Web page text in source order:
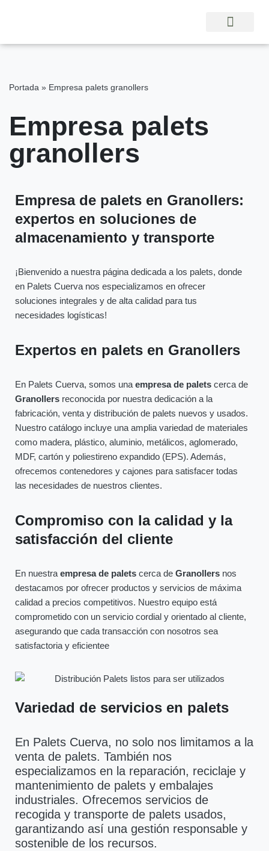
al
Portada » Empresa palets granollers
Empresa palets
granollers
Empresa de palets en Granollers:
expertos en soluciones de
almacenamiento y transporte
¡Bienvenido a nuestra página dedicada a los palets, donde
en Palets Cuerva nos especializamos en ofrecer
soluciones integrales y de alta calidad para tus
necesidades logísticas!
Expertos en palets en Granollers
En Palets Cuerva, somos una empresa de palets cerca de
Granollers reconocida por nuestra dedicación a la
fabricación, venta y distribución de palets nuevos y usados.
Nuestro catálogo incluye una amplia variedad de materiales
como madera, plástico, aluminio, metálicos, aglomerado,
MDF, cartón y poliestireno expandido (EPS). Además,
ofrecemos contenedores y cajones para satisfacer todas
las necesidades de nuestros clientes.
Compromiso con la calidad y la
satisfacción del cliente
En nuestra empresa de palets cerca de Granollers nos
destacamos por ofrecer productos y servicios de máxima
calidad a precios competitivos. Nuestro equipo está
comprometido con un servicio cordial y orientado al cliente,
asegurando que cada transacción con nosotros sea
satisfactoria y eficientee
Variedad de servicios en palets
En Palets Cuerva, no solo nos limitamos a la
venta de palets. También nos
especializamos en la reparación, reciclaje y
mantenimiento de palets y embalajes
industriales. Ofrecemos servicios de
recogida y transporte de palets usados,
garantizando así una gestión responsable y
sostenible de los recursos.